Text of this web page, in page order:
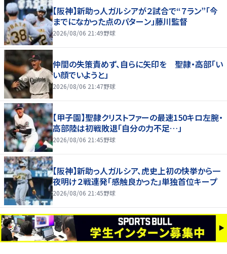
【阪神】新助っ人ガルシアが２試合で“７ラン”「今
までになかった点のパターン」藤川監督
2026/08/06 21:49野球
仲間の失策責めず、自らに矢印を 聖隷・高部「い
い顔でいようと」
2026/08/06 21:47野球
【甲子園】聖隷クリストファーの最速150キロ左腕・
高部陸は初戦敗退「自分の力不足…」
2026/08/06 21:45野球
【阪神】新助っ人ガルシア、虎史上初の快挙から一
夜明け２戦連発「感触良かった」単独首位キープ
2026/08/06 21:45野球